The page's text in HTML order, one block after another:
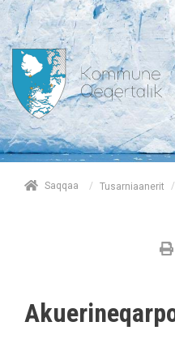
Saqqaa / Tusarniaanerit /